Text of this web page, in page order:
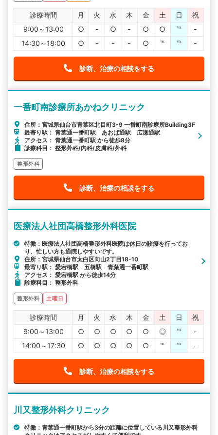
診療時間 月 火 水 木 金 土 日
祝
9:00～13:00
○ - ○ - ○ ○ ℡
-
14:30～18:00
○ - - - ○ ℡ ℡ -
診断、治療の相談をする
一番町南診療所あかねクリニック
住所：宮城県仙台市青葉区北目町3-9 一番町南診療所Building3F
最寄り駅： 青葉通一番町駅 あおば通駅 広瀬通駅
アクセス： 青葉通一番町駅 から徒歩8分
診療科目： 整形外科/内科/皮膚科/外科
整形外科
診断、治療の相談をする
医療法人社団高橋整形外科医院
特徴：医療法人社団高橋整形外科医院は休日の診療を行ってお
り、忙しい方も通院しやすいです。
住所：宮城県仙台市太白区向山2丁目18-10
最寄り駅： 愛宕橋駅 五橋駅 青葉通一番町駅
アクセス： 愛宕橋駅 から徒歩14分
診療科目： 整形外科
整形外科 土曜日
診療時間 月 火 水 木 金 土 日
祝
9:00～13:00
○ ○ ○ ○ ○ ◎ ℡
-
14:00～17:30
○ ○ ○ ○ ○ ℡ ℡ -
診断、治療の相談をする
川又整形外科クリニック
特徴：青葉通一番町駅から3分の距離に位置している川又整形外科